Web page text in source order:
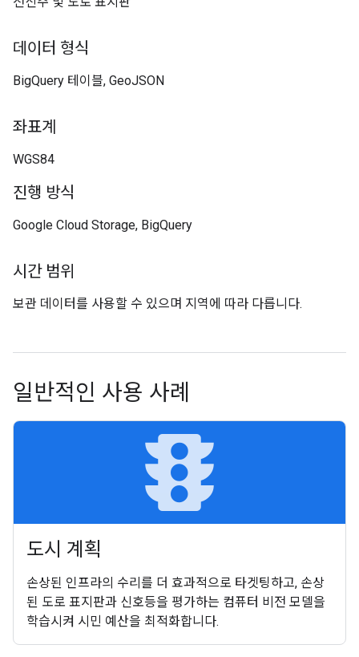
데이터 형식
BigQuery 테이블, GeoJSON
좌표계
WGS84
진행 방식
Google Cloud Storage, BigQuery
시간 범위
보관 데이터를 사용할 수 있으며 지역에 따라 다릅니다.
일반적인 사용 사례
traffic
도시 계획
손상된 인프라의 수리를 더 효과적으로 타겟팅하고, 손상
된 도로 표지판과 신호등을 평가하는 컴퓨터 비전 모델을
학습시켜 시민 예산을 최적화합니다.